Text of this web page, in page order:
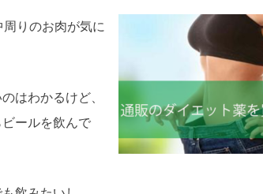
りのお肉が気に
はわかるけど、
ールを飲んで